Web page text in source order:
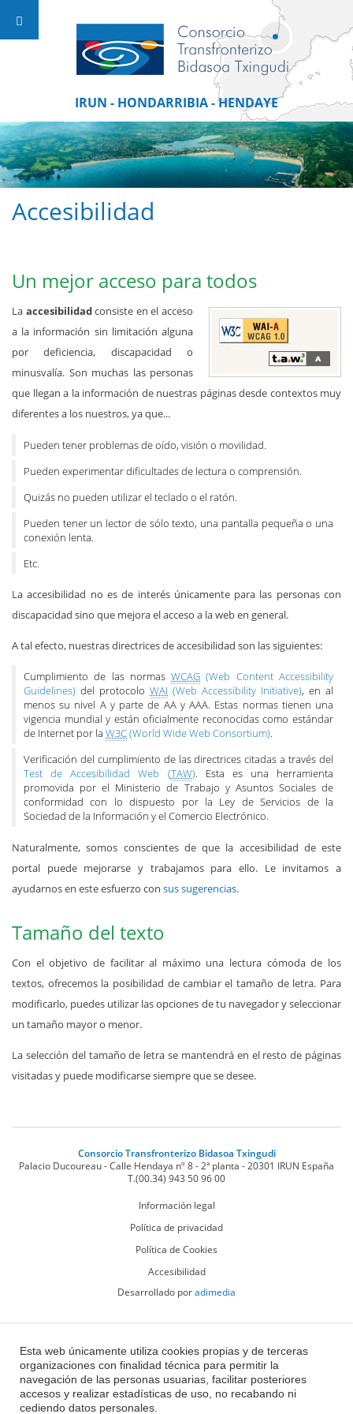
IRUN - HONDARRIBIA - HENDAYE
Accesibilidad
Un mejor acceso para todos
La accesibilidadconsiste en el acceso
a la información sin limitación alguna
por deficiencia, discapacidad o
minusvalía. Son muchas las personas
que llegan a la información de nuestras páginas desde contextos muy
diferentes a los nuestros, ya que...
Pueden tener problemas de oído, visión o movilidad.
Pueden experimentar dificultades de lectura o comprensión.
Quizás no pueden utilizar el teclado o el ratón.
Pueden tener un lector de sólo texto, una pantalla pequeña o una
conexión lenta.
Etc.
La accesibilidad no es de interés únicamente para las personas con
discapacidad sino que mejora el acceso a la web en general.
A tal efecto, nuestras directrices de accesibilidad son las siguientes:
Cumplimiento de las normasWCAG (Web Content Accessibility
Guidelines) del protocolo WAI (Web Accessibility Initiative), en al
menos su nivel A y parte de AA y AAA. Estas normas tienen una
vigencia mundial y están oficialmente reconocidas como estándar
de Internet por la W3C(World Wide Web Consortium).
Verificación del cumplimiento de las directrices citadas a través del
Test de Accesibilidad Web (TAW). Esta es una herramienta
promovida por el Ministerio de Trabajo y Asuntos Sociales de
conformidad con lo dispuesto por la Ley de Servicios de la
Sociedad de la Información y el Comercio Electrónico.
Naturalmente, somos conscientes de que la accesibilidad de este
portal puede mejorarse y trabajamos para ello. Le invitamos a
ayudarnos en este esfuerzo con sus sugerencias.
Tamaño del texto
Con el objetivo de facilitar al máximo una lectura cómoda de los
textos, ofrecemos la posibilidad de cambiar el tamaño de letra. Para
modificarlo, puedes utilizar las opciones de tu navegador y seleccionar
un tamaño mayor o menor.
La selección del tamaño de letra se mantendrá en el resto de páginas
visitadas y puede modificarse siempre que se desee.
Consorcio Transfronterizo Bidasoa Txingudi
Palacio Ducoureau - Calle Hendaya nº 8 - 2ª planta -20301 IRUN España
T.(00.34) 943 50 96 00
Información legal
Política de privacidad
Política de Cookies
Accesibilidad
Desarrollado poradimedia
Esta web únicamente utiliza cookies propias y de terceras
organizaciones con finalidad técnica para permitir la
navegación de las personas usuarias, facilitar posteriores
accesos y realizar estadísticas de uso, no recabando ni
cediendo datos personales.